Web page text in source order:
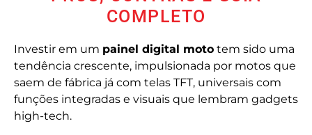
COMPLETO
Investir em um painel digital moto tem sido uma
tendência crescente, impulsionada por motos que
saem de fábrica já com telas TFT, universais com
funções integradas e visuais que lembram gadgets
high-tech.